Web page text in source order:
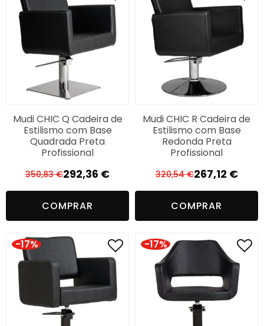
Mudi CHIC Q Cadeira de
Estilismo com Base
Quadrada Preta
Profissional
350,83€ O
preço
original
era:
350,83 €.
292,36 €
O
preço
atual
é:
292,36 €.
COMPRAR
Mudi CHIC R Cadeira de
Estilismo com Base
Redonda Preta
Profissional
320,54€O
preço
original
era:
320,54 €.
267,12 €
O
preço
atual
é:
267,12 €.
COMPRAR
-17% -17%